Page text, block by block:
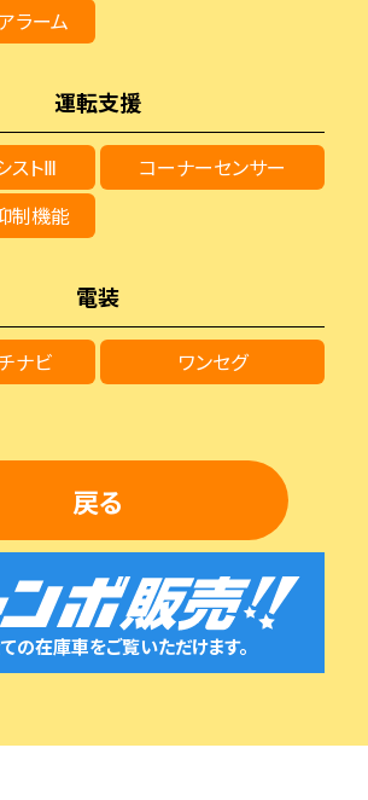
ラーム
運転支援
ストⅢ
コーナーセンサー
制機能
電装
ナビ ワンセグ
戻る
の在庫車をご覧いただけます。